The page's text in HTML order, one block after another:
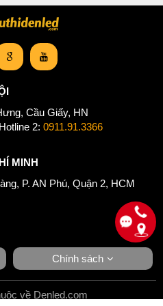
thêm đèn chùm
Cầu Giấy, HN
2: 0911.91.3366
MINH
P. AN Phú, Quận 2, HCM
Chính sách
về Denled.com